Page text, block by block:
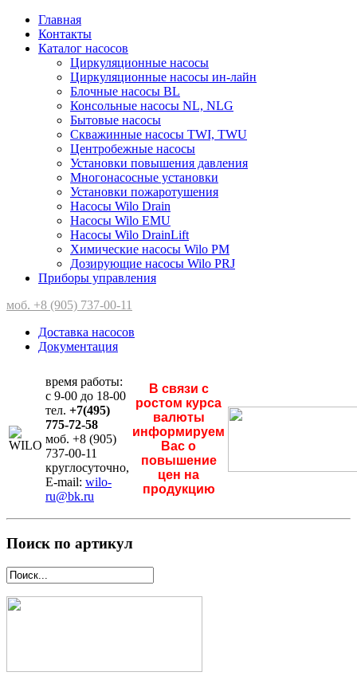
Главная
Контакты
Каталог насосов
Циркуляционные насосы
Циркуляционные насосы ин-лайн
Блочные насосы BL
Консольные насосы NL, NLG
Бытовые насосы
Скважинные насосы TWI, TWU
Центробежные насосы
Установки повышения давления
Многонасосные установки
Установки пожаротушения
Насосы Wilo Drain
Насосы Wilo EMU
Насосы Wilo DrainLift
Химические насосы Wilo PM
Дозирующие насосы Wilo PRJ
Приборы управления
моб. +8 (905) 737-00-11
Доставка насосов
Документация
время работы:
с 9-00 до 18-00
тел. +7(495)
775-72-58
моб. +8 (905)
737-00-11
круглосуточно,
E-mail: wilo-
ru@bk.ru
В связи с
ростом курса
валюты
информируем
Вас о
повышение
цен на
продукцию
Поиск по артикул